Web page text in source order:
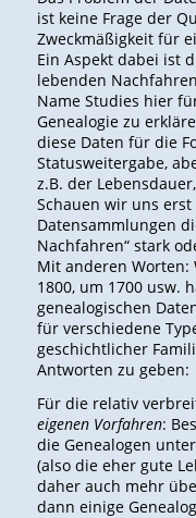
ist keine Frage der
Zweckmäßigkeit für
Ein Aspekt dabei ist
lebenden
Name Studies hier
Genealogie zu
diese Daten für die
Statusweitergabe,
z.B. der
Schauen wir uns
Datensammlungen
Nachfahren“ stark
Mit anderen Worten:
1800, um 1700 usw.
genealogischen
für verschiedene
geschichtlicher
Antworten zu geben:
Für die relativ
eigenen Vorfahren:
die Genealogen
(also die eher gute
daher auch mehr
dann einige